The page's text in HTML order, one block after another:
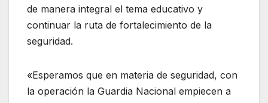
de manera integral el tema educativo y
continuar la ruta de fortalecimiento de la
seguridad.
«Esperamos que en materia de seguridad, con
la operación la Guardia Nacional empiecen a